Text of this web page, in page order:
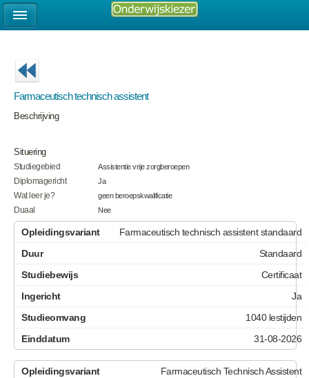
Farmaceutisch technisch assistent
Beschrijving
Situering
Studiegebied
Assistentie vrije zorgberoepen
Diplomagericht
Ja
Wat leer je?
geen beroepskwalificatie
Duaal
Nee
Farmaceutisch technisch assistent standaard
Standaard
Certificaat
Ja
1040 lestijden
31-08-2026
Farmaceutisch Technisch Assistent